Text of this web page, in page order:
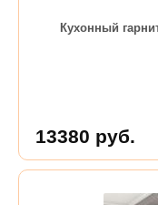
Кухонный
13380 руб.